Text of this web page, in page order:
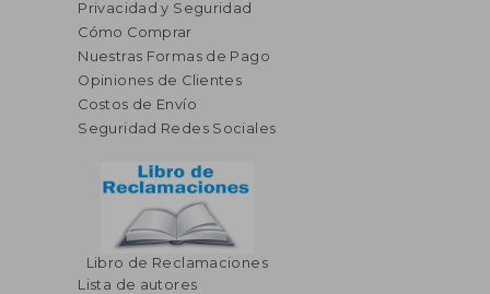
Privacidad y Seguridad
Cómo Comprar
Nuestras Formas de Pago
Opiniones de Clientes
Costos de Envío
Seguridad Redes Sociales
Libro de Reclamaciones
Lista de autores